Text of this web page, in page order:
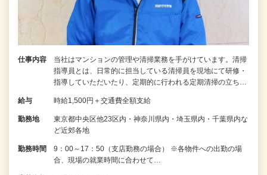
仕事内容
当社はマンションの管理や清掃業務を手がけています。清掃
指導員とは、日常的に担当している清掃員を現地にて研修・
指導していただいたり、定期的に行われる定期清掃の立ち…
給与 時給1,500円＋交通費全額支給
勤務地
東京都中央区他23区内・神奈川県内・埼玉県内・千葉県内な
ど近郊各地
勤務時間
9：00～17：50（支店勤務の場合） ※各物件への出勤の場
合、現場の就業時間に合わせて…